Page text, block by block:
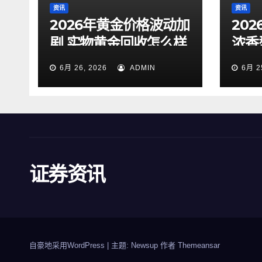
资讯
2026年黄金价格波动加
剧 实物黄金回收怎么样
才靠谱
6月 26, 2026 ADMIN
资讯
浓香
大6月
证券资讯
自豪地采用WordPress 主题: Newsup 作者 Themeansar